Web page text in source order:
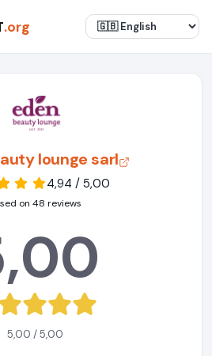
.org
lounge sarl
4,94 / 5,00
on 48 reviews
5,00 / 5,00